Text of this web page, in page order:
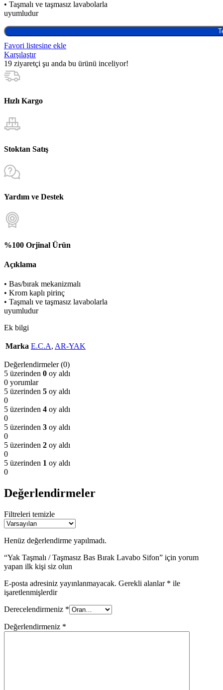
• Taşmalı ve taşmasız lavabolarla
uyumludur
Favori listesine ekle
Karşılaştır
19 ziyaretçi şu anda bu ürünü inceliyor!
Hızlı Kargo
Stoktan Satış
Yardım ve Destek
%100 Orjinal Ürün
Açıklama
• Bas/bırak mekanizmalı
• Krom kaplı pirinç
• Taşmalı ve taşmasız lavabolarla
uyumludur
Ek bilgi
Marka E.C.A, AR-YAK
Değerlendirmeler (0)
5 üzerinden 0 oy aldı
0 yorumlar
5 üzerinden 5 oy aldı
0
5 üzerinden 4 oy aldı
0
5 üzerinden 3 oy aldı
0
5 üzerinden 2 oy aldı
0
5 üzerinden 1 oy aldı
0
Değerlendirmeler
Filtreleri temizle
Henüz değerlendirme yapılmadı.
“Yak Taşmalı / Taşmasız Bas Bırak Lavabo Sifon” için yorum
yapan ilk kişi siz olun
E-posta adresiniz yayınlanmayacak. Gerekli alanlar * ile
işaretlenmişlerdir
Derecelendirmeniz *
Değerlendirmeniz *